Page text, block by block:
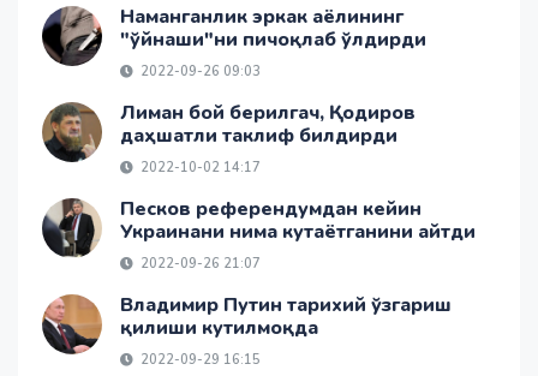
Наманганлик эркак аёлининг
"ўйнаши"ни пичоқлаб ўлдирди
2022-09-26 09:03
Лиман бой берилгач, Қодиров
даҳшатли таклиф билдирди
2022-10-02 14:17
Песков референдумдан кейин
Украинани нима кутаётганини айтди
2022-09-26 21:07
Владимир Путин тарихий ўзгариш
қилиши кутилмоқда
2022-09-29 16:15